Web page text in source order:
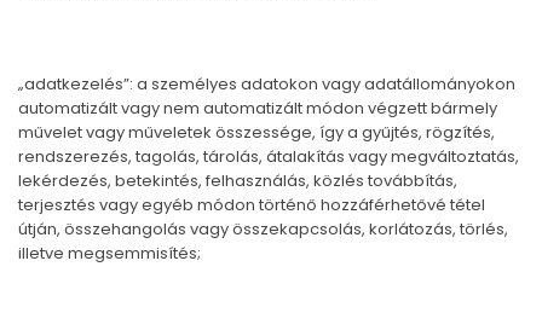
„adatkezelés”: a személyes adatokon vagy adatállományokon
automatizált vagy nem automatizált módon végzett bármely
művelet vagy műveletek összessége, így a gyűjtés, rögzítés,
rendszerezés, tagolás, tárolás, átalakítás vagy megváltoztatás,
lekérdezés, betekintés, felhasználás, közlés továbbítás,
terjesztés vagy egyéb módon történő hozzáférhetővé tétel
útján, összehangolás vagy összekapcsolás, korlátozás, törlés,
illetve megsemmisítés;